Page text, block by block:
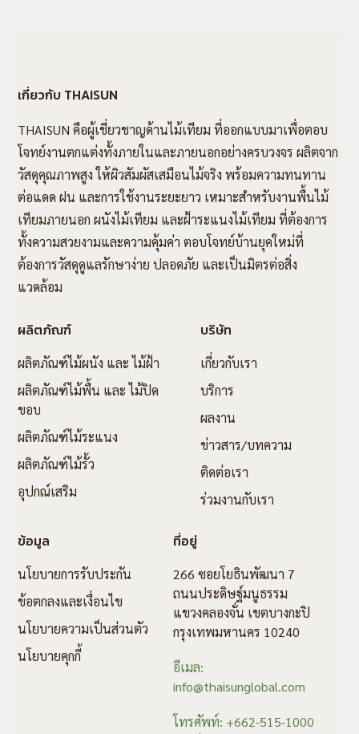
เกี่ยวกับ THAISUN
THAISUN คือผู้เชี่ยวชาญด้านไม้เทียม ที่ออกแบบมาเพื่อตอบ
โจทย์งานตกแต่งทั้งภายในและภายนอกอย่างครบวงจร ผลิตจาก
วัสดุคุณภาพสูง ให้ผิวสัมผัสเสมือนไม้จริง พร้อมความทนทาน
ต่อแดด ฝน และการใช้งานระยะยาว เหมาะสำหรับงานพื้นไม้
เทียมภายนอก ผนังไม้เทียม และฝ้าระแนงไม้เทียม ที่ต้องการ
ทั้งความสวยงามและความคุ้มค่า ตอบโจทย์บ้านยุคใหม่ที่
ต้องการวัสดุดูแลรักษาง่าย ปลอดภัย และเป็นมิตรต่อสิ่ง
แวดล้อม
ผลิตภัณฑ์
ผลิตภัณฑ์ไม้ผนัง และ ไม้ฝ้า
ผลิตภัณฑ์ไม้พื้น และ ไม้ปิด
ขอบ
ผลิตภัณฑ์ไม้ระแนง
ผลิตภัณฑ์ไม้รั้ว
อุปกณ์เสริม
บริษัท
เกี่ยวกับเรา
บริการ
ผลงาน
ข่าวสาร/บทความ
ติดต่อเรา
ร่วมงานกับเรา
ข้อมูล
นโยบายการรับประกัน
ข้อตกลงและเงื่อนไข
นโยบายความเป็นส่วนตัว
นโยบายคุกกี้
ที่อยู่
266 ซอยโยธินพัฒนา 7
ถนนประดิษฐ์มนูธรรม
แขวงคลองจั่น เขตบางกะปิ
กรุงเทพมหานคร 10240
อีเมล:
info@thaisunglobal.com
โทรศัพท์: +662-515-1000